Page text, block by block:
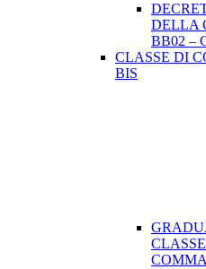
DELLA
BB02 –
CLASSE DI
BIS